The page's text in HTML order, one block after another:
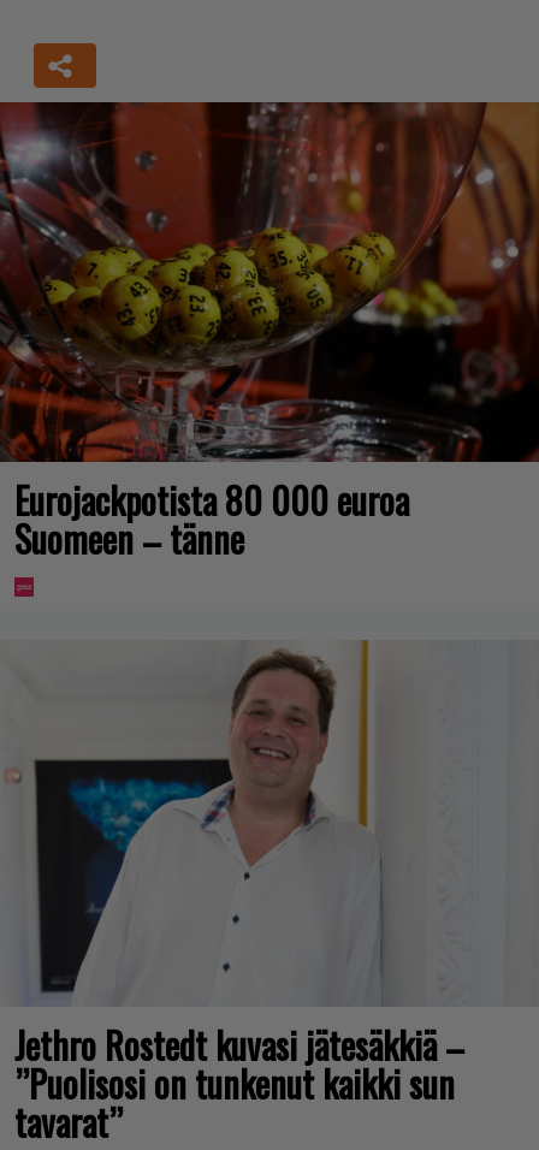
Eurojackpotista 80 000 euroa
Suomeen – tänne
Jethro Rostedt kuvasi jätesäkkiä –
”Puolisosi on tunkenut kaikki sun
tavarat”